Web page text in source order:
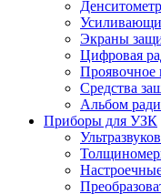
Экраны
Цифровая
Проявочное
Средства
Альбом
Приборы для УЗК